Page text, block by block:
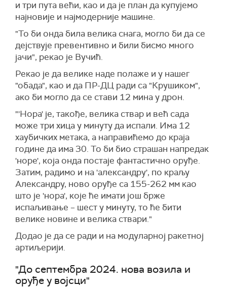
и три пута већи, као и да је план да купујемо
најновије и најмодерније машине.
"То би онда била велика снага, могло би да се
дејствује превентивно и били бисмо много
јачи", рекао је Вучић.
Рекао је да велике наде полаже и у нашег
"обада", као и да ПР-ДЦ ради са "Крушиком",
ако би могло да се стави 12 мина у дрон.
"'Нора' је, такође, велика ствар и већ сада
може три хица у минуту да испали. Има 12
хаубичких метака, а направићемо до краја
године да има 30. То би био страшан напредак
'норе', која онда постаје фантастично оруђе.
Затим, радимо и на 'александру', по краљу
Александру, ново оруђе са 155-262 мм као
што је 'нора', које ће имати још брже
испаљивање – шест у минуту, то ће бити
велике новине и велика ствари."
Додао је да се ради и на модуларној ракетној
артиљерији.
"До септембра 2024. нова возила и
оруђе у војсци"